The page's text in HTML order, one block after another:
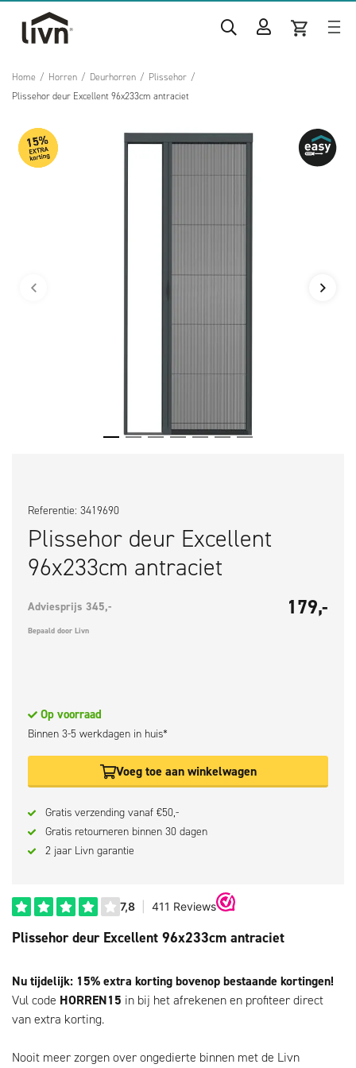
Home / Horren / Deurhorren / Plissehor /
Plissehor deur Excellent 96x233cm antraciet
Referentie: 3419690
Plissehor deur Excellent
96x233cm antraciet
Adviesprijs 345,-
Bepaald door Livn
179,-
Op voorraad
Binnen 3-5 werkdagen in huis*
Voeg toe aan winkelwagen
Gratis verzending vanaf €50,-
Gratis retourneren binnen 30 dagen
2 jaar Livn garantie
Plissehor deur Excellent 96x233cm antraciet
Nu tijdelijk: 15% extra korting bovenop bestaande kortingen!
Vul code HORREN15 in bij het afrekenen en profiteer direct
van extra korting.
Nooit meer zorgen over ongedierte binnen met de Livn